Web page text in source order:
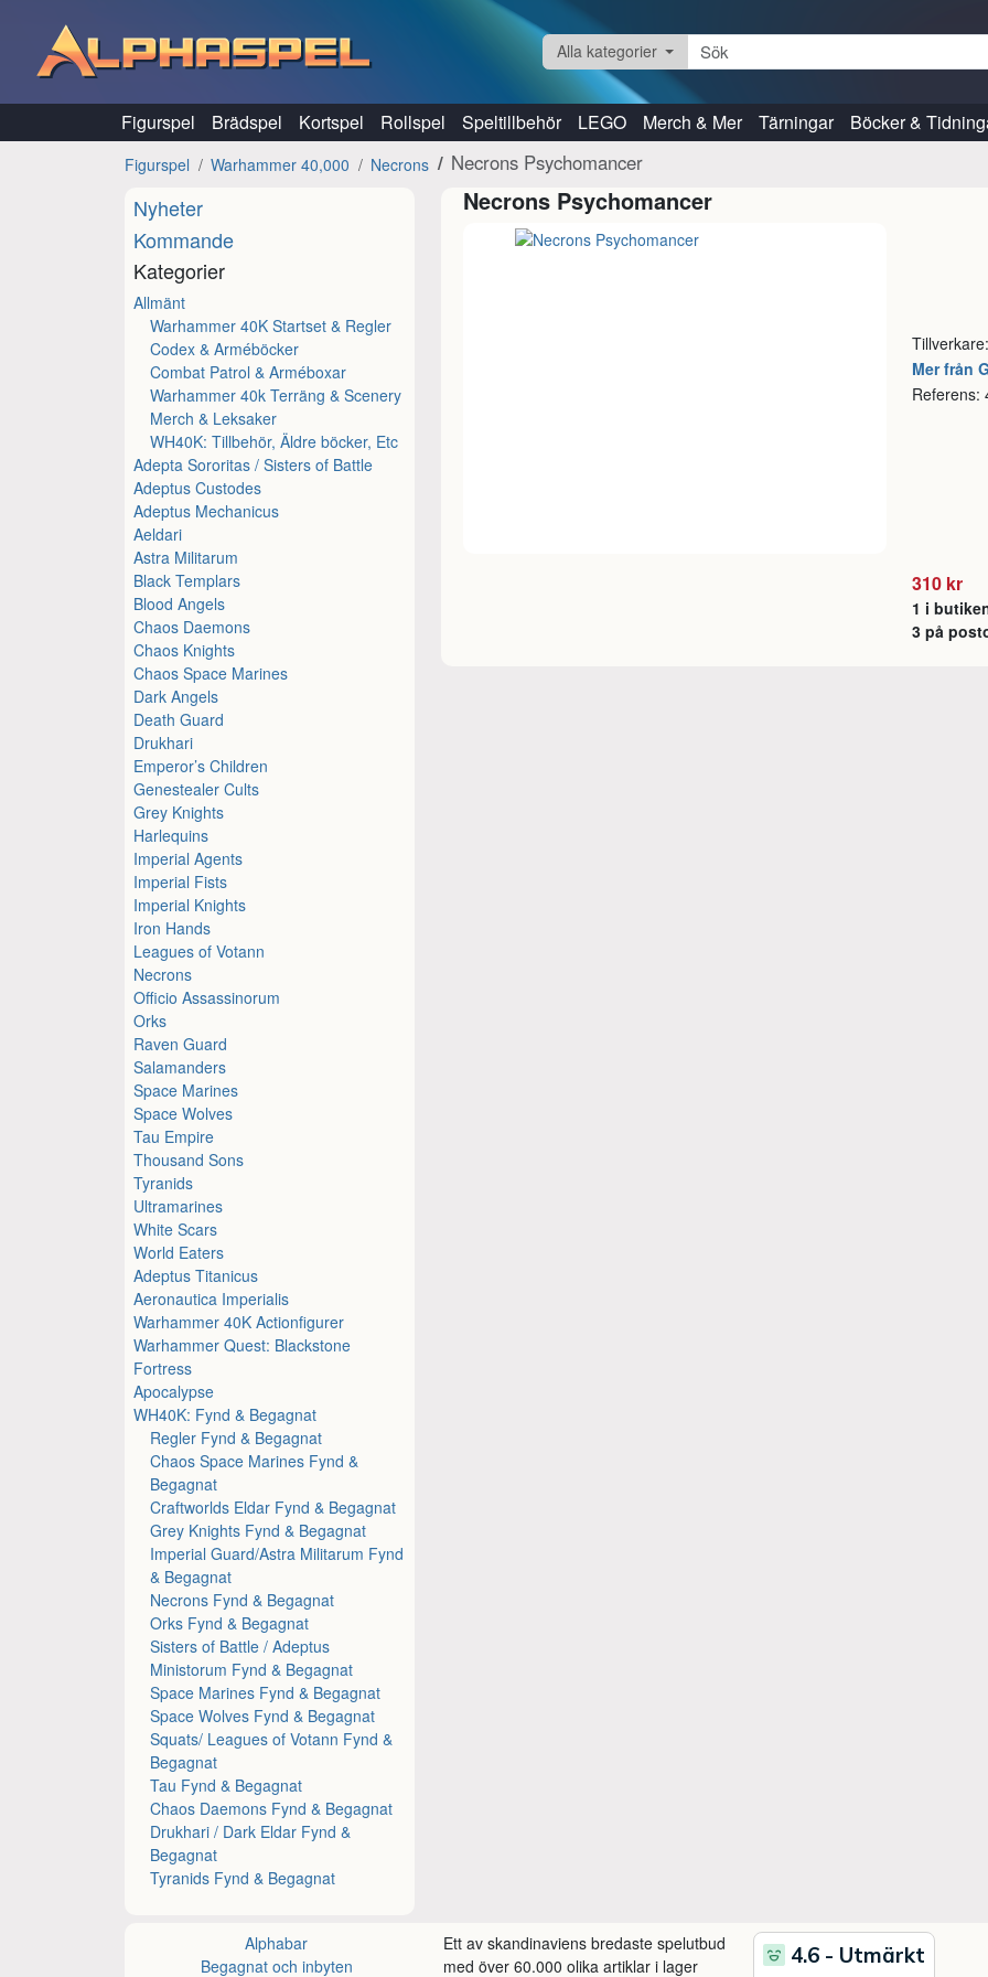
Alla kategorier
Figurspel Brädspel Kortspel Rollspel Speltillbehör LEGO Merch & Mer Tärningar Böcker &
Figurspel Warhammer 40,000 Necrons Necrons Psychomancer
Nyheter
Kommande
Kategorier
Allmänt
Warhammer 40K Startset & Regler
Codex & Arméböcker
Combat Patrol & Arméboxar
Warhammer 40k Terräng & Scenery
Merch & Leksaker
WH40K: Tillbehör, Äldre böcker, Etc
Adepta Sororitas / Sisters of Battle
Adeptus Custodes
Adeptus Mechanicus
Aeldari
Astra Militarum
Black Templars
Blood Angels
Chaos Daemons
Chaos Knights
Chaos Space Marines
Dark Angels
Death Guard
Drukhari
Emperor’s Children
Genestealer Cults
Grey Knights
Harlequins
Imperial Agents
Imperial Fists
Imperial Knights
Iron Hands
Leagues of Votann
Necrons
Officio Assassinorum
Orks
Raven Guard
Salamanders
Space Marines
Space Wolves
Tau Empire
Thousand Sons
Tyranids
Ultramarines
White Scars
World Eaters
Adeptus Titanicus
Aeronautica Imperialis
Warhammer 40K Actionfigurer
Warhammer Quest: Blackstone
Fortress
Apocalypse
WH40K: Fynd & Begagnat
Regler Fynd & Begagnat
Chaos Space Marines Fynd &
Begagnat
Craftworlds Eldar Fynd & Begagnat
Grey Knights Fynd & Begagnat
Imperial Guard/Astra Militarum Fynd
& Begagnat
Necrons Fynd & Begagnat
Orks Fynd & Begagnat
Sisters of Battle / Adeptus
Ministorum Fynd & Begagnat
Space Marines Fynd & Begagnat
Space Wolves Fynd & Begagnat
Squats/ Leagues of Votann Fynd &
Begagnat
Tau Fynd & Begagnat
Chaos Daemons Fynd & Begagnat
Drukhari / Dark Eldar Fynd &
Begagnat
Tyranids Fynd & Begagnat
Necrons Psychomancer
Tillverkare:
Mer från
Referens:
310 kr
1 i
3 på
Alphabar
Begagnat och inbyten
Ett av skandinaviens bredaste spelutbud
med över 60.000 olika artiklar i lager